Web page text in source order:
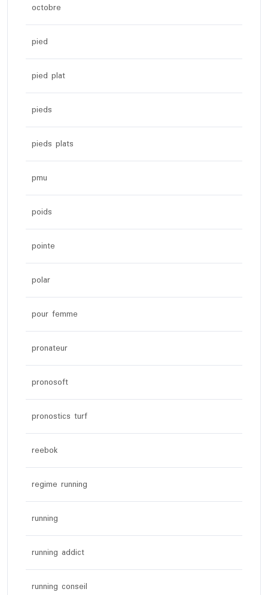
octobre
pied
pied plat
pieds
pieds plats
pmu
poids
pointe
polar
pour femme
pronateur
pronosoft
pronostics turf
reebok
regime running
running
running addict
running conseil